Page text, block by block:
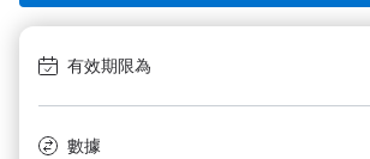
有效期限為
數據